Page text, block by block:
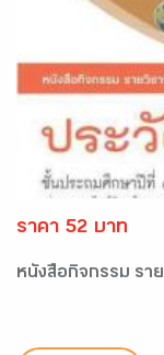
ราคา 52 บาท
หนังสือกิจกรรม รา